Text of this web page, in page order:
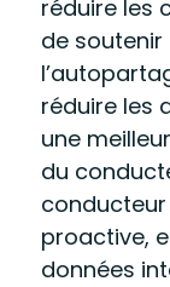
réduire les
de
réduire les
une
du
conducteur
proactive,
données